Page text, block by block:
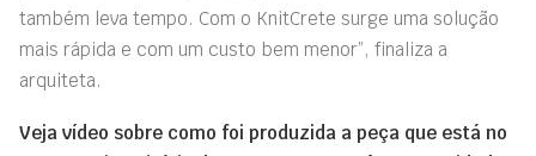
também leva tempo. Com o KnitCrete surge uma solução
mais rápida e com um custo bem menor”, finaliza a
arquiteta.
Veja vídeo sobre como foi produzida a peça que está no